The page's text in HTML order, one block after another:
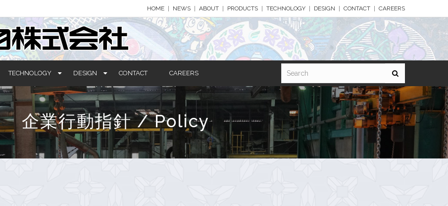
HOME NEWS ABOUT PRODUCTS TECHNOLOGY DESIGN CONTACT CAREERS
TECHNOLOGY DESIGN CONTACT CAREERS
企業行動指針 / Policy